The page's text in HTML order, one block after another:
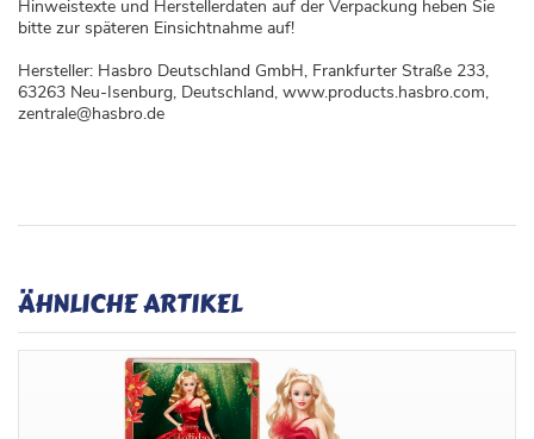
Hinweistexte und Herstellerdaten auf der Verpackung heben Sie
bitte zur späteren Einsichtnahme auf!
Hersteller: Hasbro Deutschland GmbH, Frankfurter Straße 233,
63263 Neu-Isenburg, Deutschland, www.products.hasbro.com,
zentrale@hasbro.de
ÄHNLICHE ARTIKEL